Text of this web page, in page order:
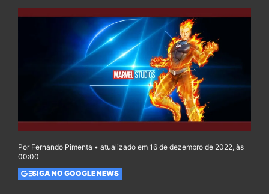
Por Fernando Pimenta • atualizado em 16 de dezembro de 2022, às
00:00
SIGA NO GOOGLE NEWS